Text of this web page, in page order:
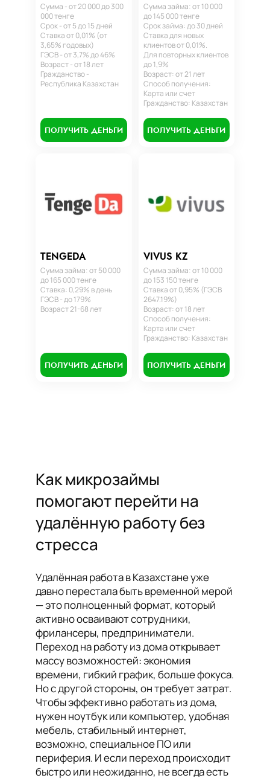
Сумма - от 20 000 до 300
000 тенге
Срок - от 5 до 15 дней
Ставка от 0,01% (от
3,65% годовых)
ГЭСВ - от 3,7% до 46%
Возраст - от 18 лет
Гражданство -
Республика Казахстан
ПОЛУЧИТЬ ДЕНЬГИ
Сумма займа: от 10 000
до 145 000 тенге
Срок займа: до 30 дней
Ставка для новых
клиентов от 0,01%.
Для повторных клиентов
до 1,9%
Возраст: от 21 лет
Способ получения:
Карта или счет
Гражданство: Казахстан
ПОЛУЧИТЬ ДЕНЬГИ
TENGEDA
Сумма займа: от 50 000
до 165 000 тенге
Ставка: 0,29% в день
ГЭСВ - до 179%
Возраст 21-68 лет
ПОЛУЧИТЬ ДЕНЬГИ
VIVUS KZ
Сумма займа: от 10 000
до 153 150 тенге
Ставка от 0,95% (ГЭСВ
2647.19%)
Возраст: от 18 лет
Способ получения:
Карта или счет
Гражданство: Казахстан
ПОЛУЧИТЬ ДЕНЬГИ
Как микрозаймы
помогают перейти на
удалённую работу без
стресса
Удалённая работа в Казахстане уже
давно перестала быть временной мерой
— это полноценный формат, который
активно осваивают сотрудники,
фрилансеры, предприниматели.
Переход на работу из дома открывает
массу возможностей: экономия
времени, гибкий график, больше фокуса.
Но с другой стороны, он требует затрат.
Чтобы эффективно работать из дома,
нужен ноутбук или компьютер, удобная
мебель, стабильный интернет,
возможно, специальное ПО или
периферия. И если переход происходит
быстро или неожиданно, не всегда есть